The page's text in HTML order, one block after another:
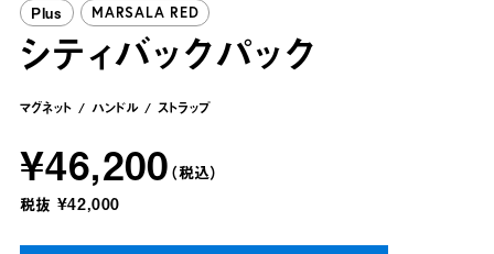
Plus MARSALA RED
シティバックパック
マグネット ハンドル ストラップ
¥46,200（税込）
税抜 ¥42,000